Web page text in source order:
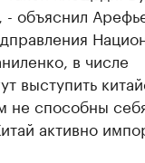
объяснил
в числе
выступить
не способны
активно